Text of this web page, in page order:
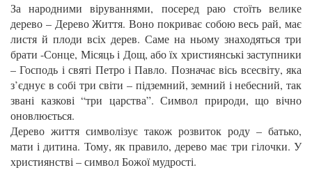
За народними віруваннями, посеред раю стоїть велике
дерево – Дерево Життя. Воно покриває собою весь рай, має
листя й плоди всіх дерев. Саме на ньому знаходяться три
брати -Сонце, Місяць і Дощ, або їх християнські заступники
– Господь і святі Петро і Павло. Позначає вісь всесвіту, яка
з’єднує в собі три світи – підземний, земний і небесний, так
звані казкові “три царства”. Символ природи, що вічно
оновлюється.
Дерево життя символізує також розвиток роду – батько,
мати і дитина. Тому, як правило, дерево має три гілочки. У
християнстві – символ Божої мудрості.